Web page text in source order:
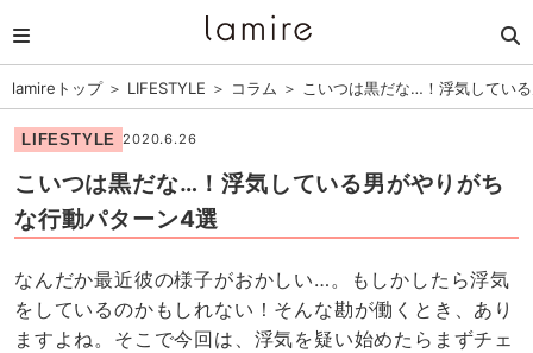
lamireトップ＞ LIFESTYLE ＞ コラム ＞ こいつは黒だな…！浮気してい
LIFESTYLE 2020.6.26
こいつは黒だな…！浮気している男がやりがち
な行動パターン4選
なんだか最近彼の様子がおかしい…。もしかしたら浮気
をしているのかもしれない！そんな勘が働くとき、あり
ますよね。そこで今回は、浮気を疑い始めたらまずチェ